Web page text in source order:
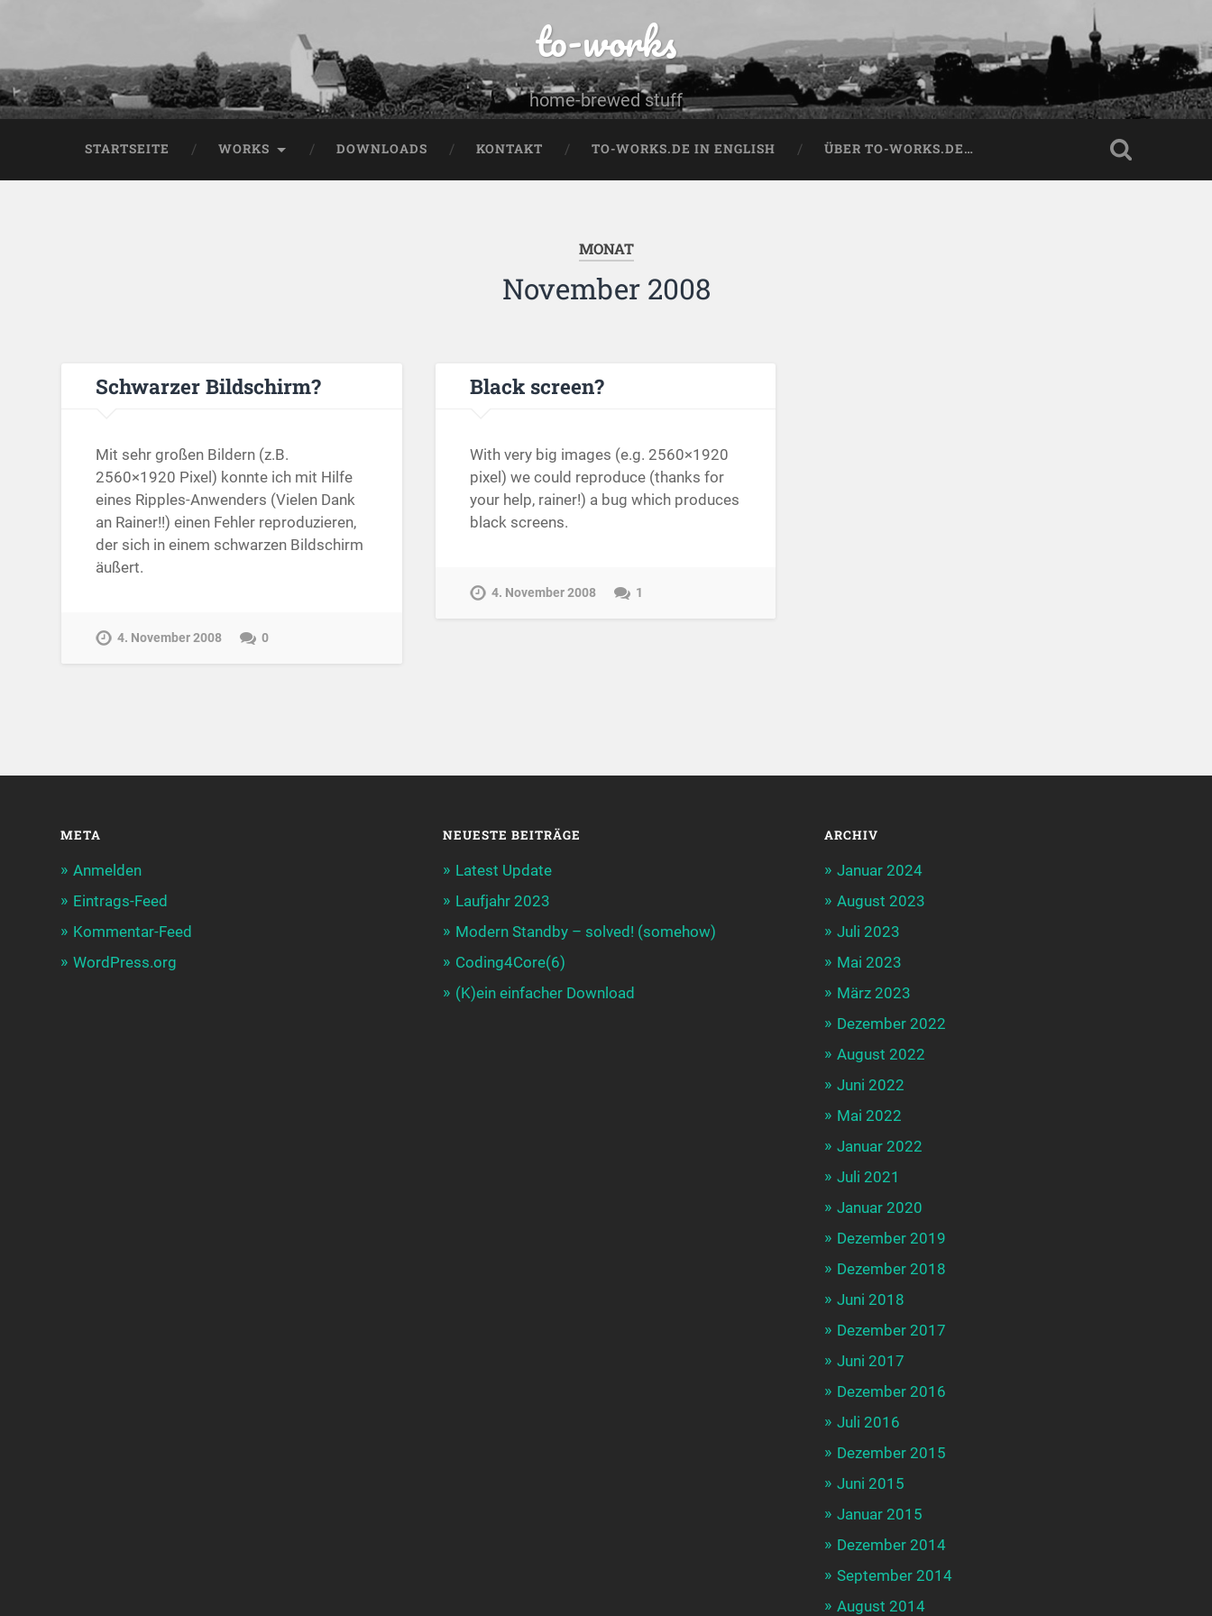
to-works
home-brewed stuff
STARTSEITE WORKS DOWNLOADS KONTAKT TO-WORKS.DE IN ENGLISH ÜBER TO-WORKS.DE…
MONAT
November 2008
Schwarzer Bildschirm?
Mit sehr großen Bildern (z.B.
2560×1920 Pixel) konnte ich mit Hilfe
eines Ripples-Anwenders (Vielen Dank
an Rainer!!) einen Fehler reproduzieren,
der sich in einem schwarzen Bildschirm
äußert.
4. November 2008 0
Black screen?
With very big images (e.g. 2560×1920
pixel) we could reproduce (thanks for
your help, rainer!) a bug which produces
black screens.
4. November 2008 1
META
Anmelden
Eintrags-Feed
Kommentar-Feed
WordPress.org
NEUESTE BEITRÄGE
Latest Update
Laufjahr 2023
Modern Standby – solved! (somehow)
Coding4Core(6)
(K)ein einfacher Download
ARCHIV
Januar 2024
August 2023
Juli 2023
Mai 2023
März 2023
Dezember 2022
August 2022
Juni 2022
Mai 2022
Januar 2022
Juli 2021
Januar 2020
Dezember 2019
Dezember 2018
Juni 2018
Dezember 2017
Juni 2017
Dezember 2016
Juli 2016
Dezember 2015
Juni 2015
Januar 2015
Dezember 2014
September 2014
August 2014